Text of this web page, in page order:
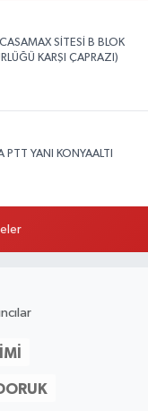
SİTESİ B BLOK
KARŞI ÇAPRAZI)
PTT YANI KONYAALTI